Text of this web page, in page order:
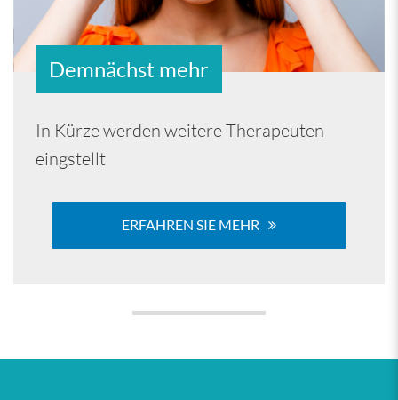
Demnächst mehr
In Kürze werden weitere Therapeuten
eingstellt
ERFAHREN SIE MEHR